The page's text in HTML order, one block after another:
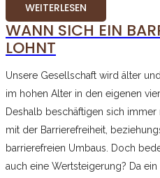
WEITERLESEN
WANN SICH EIN
LOHNT
Unsere Gesellschaft wird älter
im hohen Alter in den eigenen
Deshalb beschäftigen sich
mit der Barrierefreiheit,
barrierefreien Umbaus. Doch
auch eine Wertsteigerung? Da